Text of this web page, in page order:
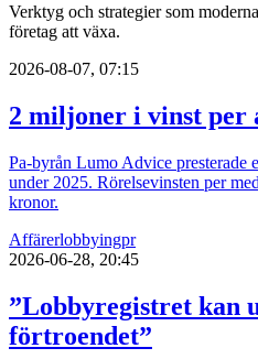
Verktyg och strategier som
företag att växa.
2026-08-07, 07:15
2 miljoner i vinst per
Pa-byrån Lumo Advice presterade
under 2025. Rörelsevinsten per
kronor.
Affärerlobbyingpr
2026-06-28, 20:45
”Lobbyregistret kan
förtroendet”